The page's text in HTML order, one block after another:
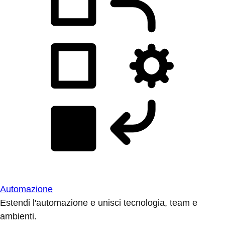
Automazione
Estendi l'automazione e unisci tecnologia, team e
ambienti.